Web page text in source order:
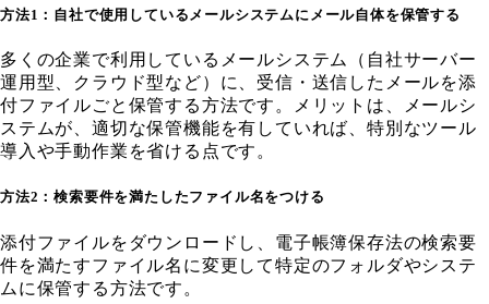
方法1：自社で使用しているメールシステムにメール自体を保管する
多くの企業で利用しているメールシステム（自社サーバー
運用型、クラウド型など）に、受信・送信したメールを添
付ファイルごと保管する方法です。メリットは、メールシ
ステムが、適切な保管機能を有していれば、特別なツール
導入や手動作業を省ける点です。
方法2：検索要件を満たしたファイル名をつける
添付ファイルをダウンロードし、電子帳簿保存法の検索要
件を満たすファイル名に変更して特定のフォルダやシステ
ムに保管する方法です。